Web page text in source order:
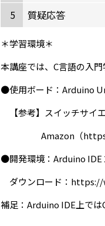
5 質疑応答
＊学習環境＊
本講座では、C言語の入
●使用ボード：Arduino
【参考】スイッチサイ
Amazon（
●開発環境：Arduino IDE
ダウンロード： https://
補足：Arduino IDE上では